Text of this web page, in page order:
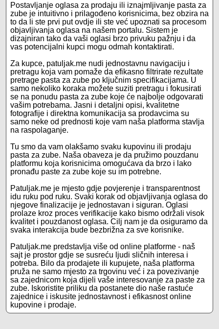
Postavljanje oglasa za prodaju ili iznajmljivanje pasta za
zube je intuitivno i prilagođeno korisnicima, bez obzira na
to da li ste prvi put ovdje ili ste već upoznati sa procesom
objavljivanja oglasa na našem portalu. Sistem je
dizajniran tako da vaši oglasi brzo privuku pažnju i da
vas potencijalni kupci mogu odmah kontaktirati.
Za kupce, patuljak.me nudi jednostavnu navigaciju i
pretragu koja vam pomaže da efikasno filtrirate rezultate
pretrage pasta za zube po ključnim specifikacijama. U
samo nekoliko koraka možete suziti pretragu i fokusirati
se na ponudu pasta za zube koje će najbolje odgovarati
vašim potrebama. Jasni i detaljni opisi, kvalitetne
fotografije i direktna komunikacija sa prodavcima su
samo neke od prednosti koje vam naša platforma stavlja
na raspolaganje.
Tu smo da vam olakšamo svaku kupovinu ili prodaju
pasta za zube. Naša obaveza je da pružimo pouzdanu
platformu koja korisnicima omogućava da brzo i lako
pronađu paste za zube koje su im potrebne.
Patuljak.me je mjesto gdje povjerenje i transparentnost
idu ruku pod ruku. Svaki korak od objavljivanja oglasa do
njegove finalizacije je jednostavan i siguran. Oglasi
prolaze kroz proces verifikacije kako bismo održali visok
kvalitet i pouzdanost oglasa. Cilj nam je da osiguramo da
svaka interakcija bude bezbrižna za sve korisnike.
Patuljak.me predstavlja više od online platforme - naš
sajt je prostor gdje se susreću ljudi sličnih interesa i
potreba. Bilo da prodajete ili kupujete, naša platforma
pruža ne samo mjesto za trgovinu već i za povezivanje
sa zajednicom koja dijeli vaše interesovanje za paste za
zube. Iskoristite priliku da postanete dio naše rastuće
zajednice i iskusite jednostavnost i efikasnost online
kupovine i prodaje.